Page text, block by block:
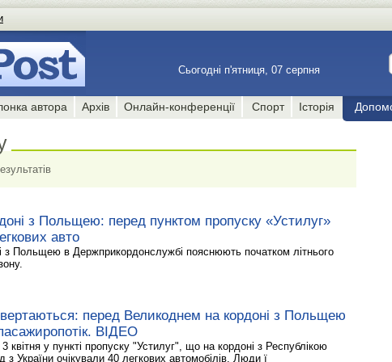
Сьогодні п'ятниця, 07 серпня
автора Архів Онлайн-конференції Спорт Історія
з Польщею: перед пунктом пропуску «Устилуг»
авто
з Польщею в Держприкордонслужбі пояснюють початком літнього
перед Великоднем на кордоні з Польщею
ВІДЕО
квітня у пункті пропуску "Устилуг", що на кордоні з Республікою
з України очікували 40 легкових автомобілів. Люди ї